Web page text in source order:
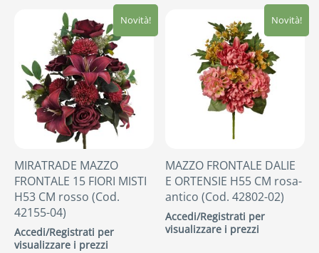
Novità!
MIRATRADE MAZZO
FRONTALE 15 FIORI MISTI
H53 CM rosso (Cod.
42155-04)
Accedi/Registrati per
visualizzare i prezzi
Novità!
MAZZO FRONTALE DALIE
E ORTENSIE H55 CM rosa-
antico (Cod. 42802-02)
Accedi/Registrati per
visualizzare i prezzi